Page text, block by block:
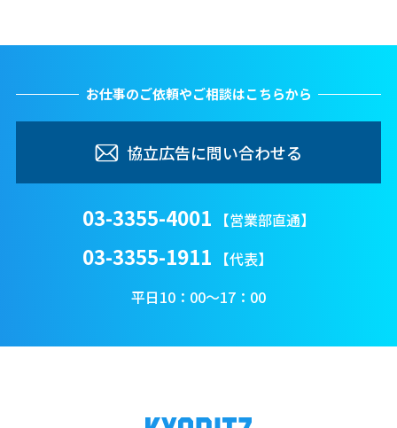
お仕事のご依頼やご相談はこちらから
協立広告に問い合わせる
03-3355-4001 【営業部直通】
03-3355-1911 【代表】
平日10：00〜17：00